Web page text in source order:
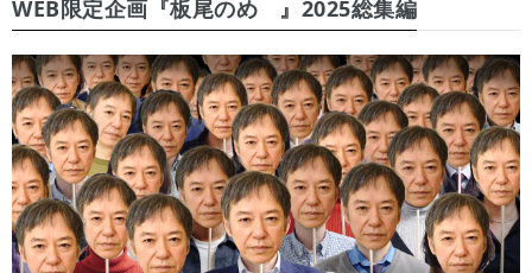
WEB限定企画『板尾のめ゙』2025総集編